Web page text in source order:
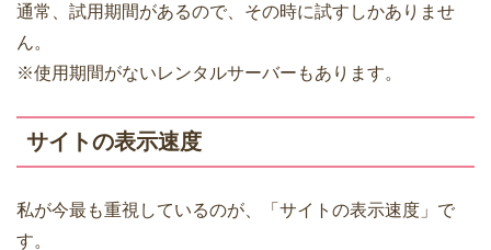
通常、試用期間があるので、その時に試すしかありませ
ん。
※使用期間がないレンタルサーバーもあります。
サイトの表示速度
私が今最も重視しているのが、「サイトの表示速度」で
す。